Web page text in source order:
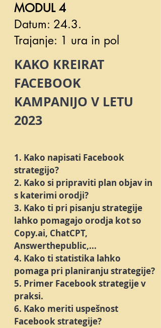
MODUL 4
Datum: 24.3.
Trajanje: 1 ura in pol
KAKO KREIRAT
FACEBOOK
KAMPANIJO V LETU
2023
1. Kako napisati Facebook
strategijo?
2. Kako si pripraviti plan objav in
s katerimi orodji?
3. Kako ti pri pisanju strategije
lahko pomagajo orodja kot so
Copy.ai, ChatCPT,
Answerthepublic,...
4. Kako ti statistika lahko
pomaga pri planiranju strategije?
5. Primer Facebook strategije v
praksi.
6. Kako meriti uspešnost
Facebook strategije?